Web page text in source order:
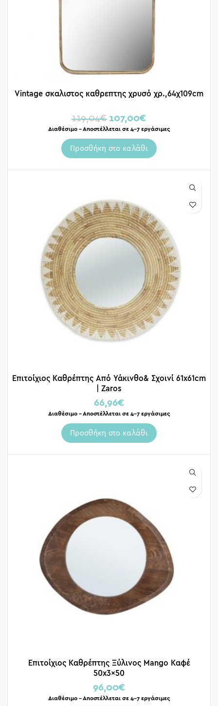
Vintage σκαλιστος καθρεπτης χρυσό χρ.,64χ109cm
119,04€ 107,00€
Διαθέσιμο – Αποστέλλεται σε 4-7 εργάσιμες
Προσθήκη στο καλάθι
Επιτοίχιος Καθρέπτης Από Υάκινθο& Σχοινί 61x61cm
| Zaros
66,96€
Διαθέσιμο – Αποστέλλεται σε 4-7 εργάσιμες
Προσθήκη στο καλάθι
Επιτοίχιος Καθρέπτης Ξύλινος Mango Καφέ
50x3x50
96,00€
Διαθέσιμο – Αποστέλλεται σε 4-7 εργάσιμες